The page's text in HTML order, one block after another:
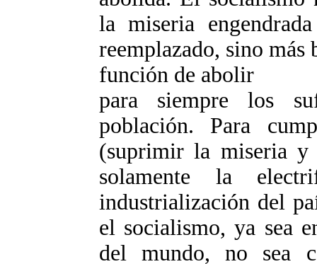
la miseria
reemplazado, sino más
función de abolir
para siempre los
población. Para
(suprimir la miseria y
solamente la
industrialización del
el socialismo, ya sea
del mundo, no sea